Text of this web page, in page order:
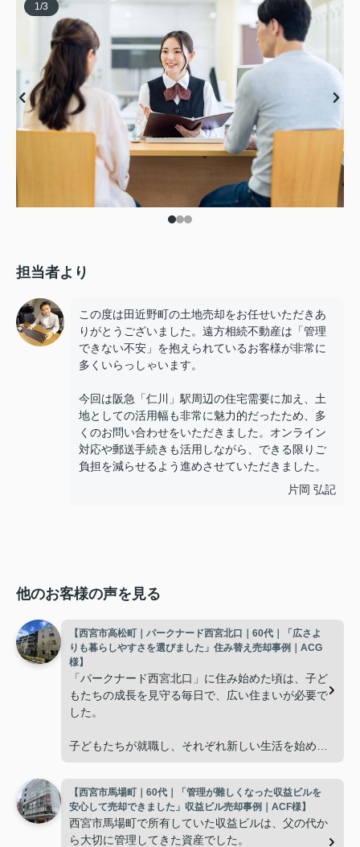
1/3
担当者より
この度は田近野町の土地売却をお任せいただきあ
りがとうございました。遠方相続不動産は「管理
できない不安」を抱えられているお客様が非常に
多くいらっしゃいます。
今回は阪急「仁川」駅周辺の住宅需要に加え、土
地としての活用幅も非常に魅力的だったため、多
くのお問い合わせをいただきました。オンライン
対応や郵送手続きも活用しながら、できる限りご
負担を減らせるよう進めさせていただきました。
片岡 弘記
他のお客様の声を見る
【西宮市高松町｜パークナード西宮北口｜60代｜「広さよ
りも暮らしやすさを選びました」住み替え売却事例｜ACG
様】
「パークナード西宮北口」に住み始めた頃は、子ど
もたちの成長を見守る毎日で、広い住まいが必要で
した。
子どもたちが就職し、それぞれ新しい生活を始める
使わない部屋が増え、
「今の私たちには少し広すぎるね。」
【西宮市馬場町｜60代｜「管理が難しくなった収益ビルを
安心して売却できました」収益ビル売却事例｜ACF様】
西宮市馬場町で所有していた収益ビルは、父の代か
ら大切に管理してきた資産でした。